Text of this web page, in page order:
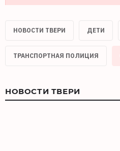
НОВОСТИ ТВЕРИ ДЕТИ
ТРАНСПОРТНАЯ ПОЛИЦИЯ
НОВОСТИ ТВЕРИ